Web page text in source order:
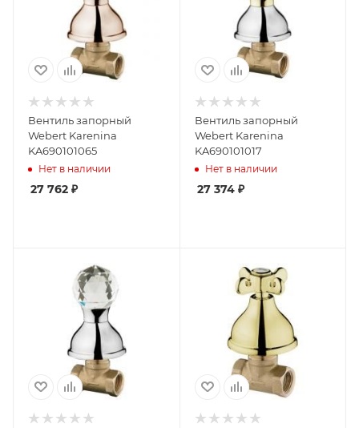
Вентиль запорный
Webert Karenina
KA690101065
Нет в наличии
27 762 ₽
Вентиль запорный
Webert Karenina
KA690101017
Нет в наличии
27 374₽